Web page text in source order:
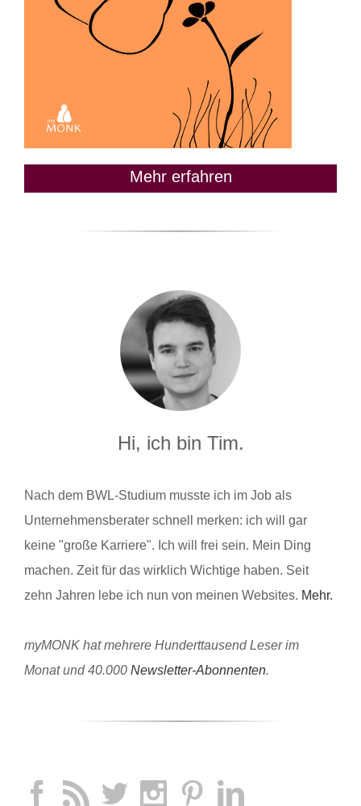
Mehr erfahren
Hi, ich bin Tim.
Nach dem BWL-Studium musste ich im Job als
Unternehmensberater schnell merken: ich will gar
keine "große Karriere". Ich will frei sein. Mein Ding
machen. Zeit für das wirklich Wichtige haben. Seit
zehn Jahren lebe ich nun von meinen Websites. Mehr.
myMONK hat mehrere Hunderttausend Leser im
Monat und 40.000 Newsletter-Abonnenten.